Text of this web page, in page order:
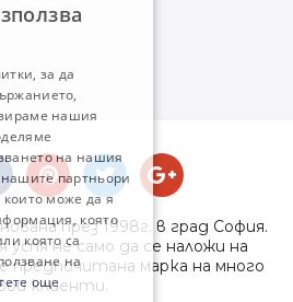
през 1998г. в град София.
не само да се наложи на
предпочитана марка на много
клиенти.
BULGARIAN
за да
нашия
на нашия
партньори
може да я
която
която са
на
още